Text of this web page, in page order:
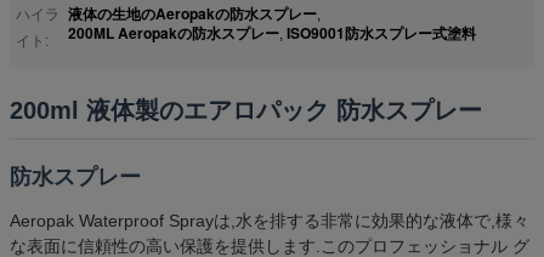
ハイラ
イト:
液体の生地のAeropakの防水スプレー,
200ML Aeropakの防水スプレー, ISO9001防水スプレー式塗料
200ml 液体製のエアロパック 防水スプレー
防水スプレー
Aeropak Waterproof Sprayは,水を排する非常に効果的な液体で,様々
な表面に信頼性の高い保護を提供します.このプロフェッショナル グ